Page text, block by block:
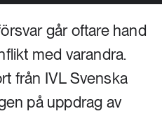
går oftare hand
med varandra.
från IVL Svenska
på uppdrag av